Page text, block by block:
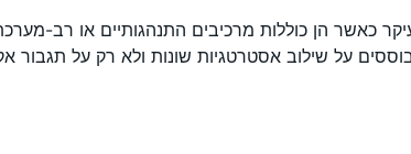
כאשר הן כוללות מרכיבים התנהגותיים או רב-
על שילוב אסטרטגיות שונות ולא רק על תגבור